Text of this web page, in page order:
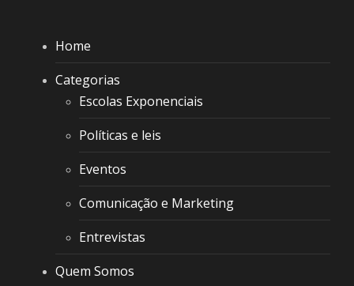
Home
Categorias
Escolas Exponenciais
Políticas e leis
Eventos
Comunicação e Marketing
Entrevistas
Quem Somos